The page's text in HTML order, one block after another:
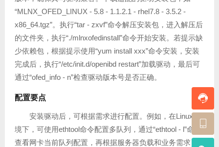
“MLNX_OFED_LINUX - 5.8 - 1.1.2.1 - rhel7.8 - 3.5.2 -
x86_64.tgz”。执行“tar - zxvf”命令解压安装包，进入解压后
的文件夹，执行“./mlnxofedinstall”命令开始安装。若提示缺
少依赖包，根据提示使用“yum install xxx”命令安装，安装
完成后，执行“/etc/init.d/openibd restart”加载驱动，最后可
通过“ofed_info - n”检查驱动版本号是否正确。
配置要点
安装驱动后，可根据需求进行配置。例如，在Linux环
境下，可使用ethtool命令配置多队列，通过“ethtool - l”命令
查看网卡当前队列配置，再根据服务器负载和业务需求，